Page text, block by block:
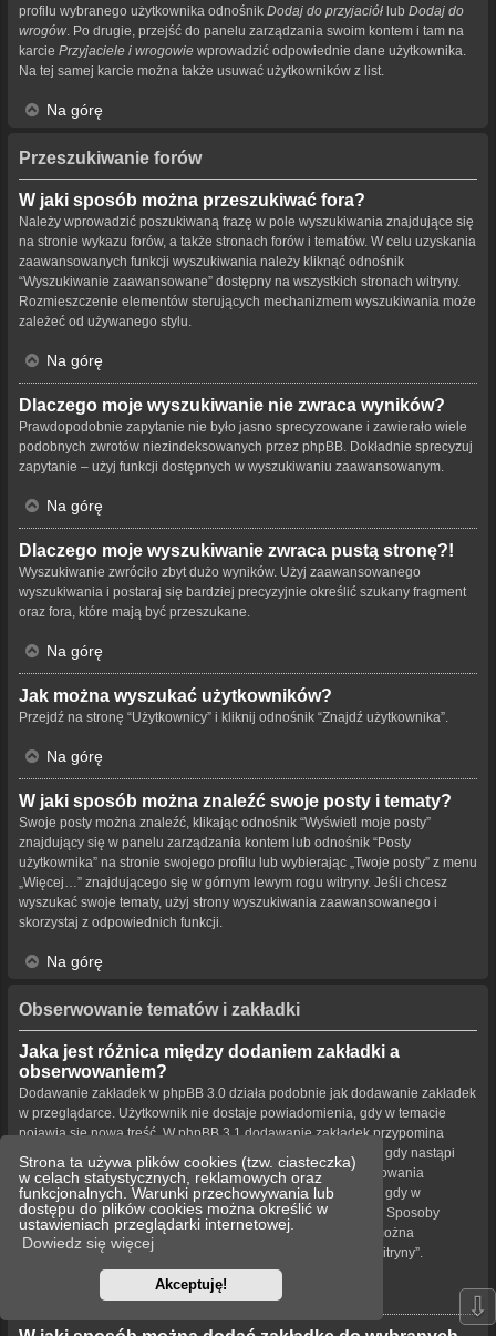
Strona ta używa plików cookies (tzw. ciasteczka)
w celach statystycznych, reklamowych oraz
funkcjonalnych. Warunki przechowywania lub
dostępu do plików cookies można określić w
ustawieniach przeglądarki internetowej.
Dowiedz się więcej
Akceptuję!
profilu wybranego użytkownika odnośnik Dodaj do przyjaciół lub Dodaj do
wrogów . Po drugie, przejść do panelu zarządzania swoim kontem i tam na
karcie Przyjaciele i wrogowie wprowadzić odpowiednie dane użytkownika.
Na tej samej karcie można także usuwać użytkowników z list.
Na górę
Przeszukiwanie forów
W jaki sposób można przeszukiwać fora?
Należy wprowadzić poszukiwaną frazę w pole wyszukiwania znajdujące się
na stronie wykazu forów, a także stronach forów i tematów. W celu uzyskania
zaawansowanych funkcji wyszukiwania należy kliknąć odnośnik
“Wyszukiwanie zaawansowane” dostępny na wszystkich stronach witryny.
Rozmieszczenie elementów sterujących mechanizmem wyszukiwania może
zależeć od używanego stylu.
Na górę
Dlaczego moje wyszukiwanie nie zwraca wyników?
Prawdopodobnie zapytanie nie było jasno sprecyzowane i zawierało wiele
podobnych zwrotów niezindeksowanych przez phpBB. Dokładnie sprecyzuj
zapytanie – użyj funkcji dostępnych w wyszukiwaniu zaawansowanym.
Na górę
Dlaczego moje wyszukiwanie zwraca pustą stronę?!
Wyszukiwanie zwróciło zbyt dużo wyników. Użyj zaawansowanego
wyszukiwania i postaraj się bardziej precyzyjnie określić szukany fragment
oraz fora, które mają być przeszukane.
Na górę
Jak można wyszukać użytkowników?
Przejdź na stronę “Użytkownicy” i kliknij odnośnik “Znajdź użytkownika”.
Na górę
W jaki sposób można znaleźć swoje posty i tematy?
Swoje posty można znaleźć, klikając odnośnik “Wyświetl moje posty”
znajdujący się w panelu zarządzania kontem lub odnośnik “Posty
użytkownika” na stronie swojego profilu lub wybierając „Twoje posty” z menu
„Więcej…” znajdującego się w górnym lewym rogu witryny. Jeśli chcesz
wyszukać swoje tematy, użyj strony wyszukiwania zaawansowanego i
skorzystaj z odpowiednich funkcji.
Na górę
Obserwowanie tematów i zakładki
Jaka jest różnica między dodaniem zakładki a
obserwowaniem?
Dodawanie zakładek w phpBB 3.0 działa podobnie jak dodawanie zakładek
w przeglądarce. Użytkownik nie dostaje powiadomienia, gdy w temacie
pojawia się nowa treść. W phpBB 3.1 dodawanie zakładek przypomina
obserwowanie tematu. Użytkownik może być powiadamiany, gdy nastąpi
aktualizacja tematu oznaczonego zakładką. Funkcja obserwowania
powiadamia użytkownika – w wybrany przez niego sposób – gdy w
obserwowanym temacie bądź forum pojawiła się nowa treść. Sposoby
powiadamiania dla zakładek i obserwowanych elementów można
konfigurować w panelu użytkownika na karcie „Ustawienia witryny”.
⇩